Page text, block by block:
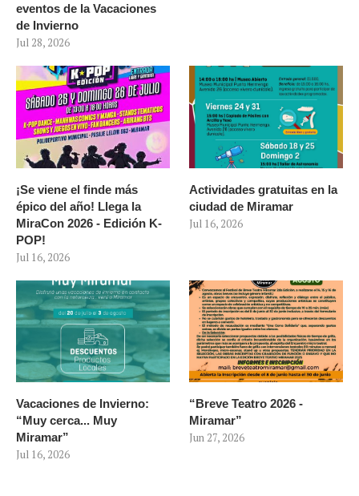
eventos de la Vacaciones
de Invierno
Jul 28, 2026
¡Se viene el finde más
épico del año! Llega la
MiraCon 2026 - Edición K-
POP!
Jul 16, 2026
Actividades gratuitas en la
ciudad de Miramar
Jul 16, 2026
Vacaciones de Invierno:
“Muy cerca... Muy
Miramar”
Jul 16, 2026
“Breve Teatro 2026 -
Miramar”
Jun 27, 2026